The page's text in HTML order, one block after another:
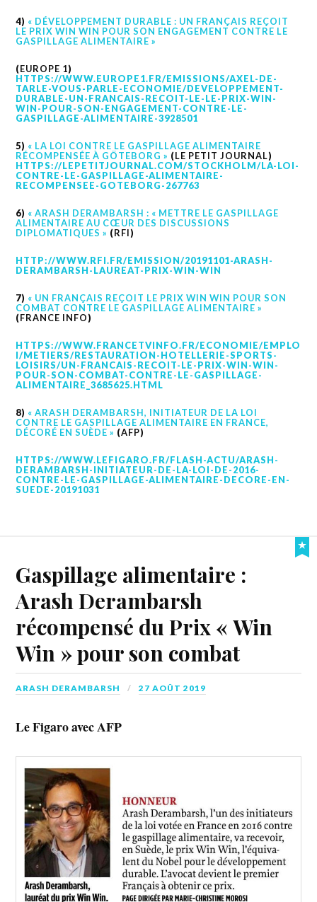
4) « DÉVELOPPEMENT DURABLE : UN FRANÇAIS REÇOIT
LE PRIX WIN WIN POUR SON ENGAGEMENT CONTRE LE
GASPILLAGE ALIMENTAIRE »
(EUROPE 1)
HTTPS://WWW.EUROPE1.FR/EMISSIONS/AXEL-DE-
TARLE-VOUS-PARLE-ECONOMIE/DEVELOPPEMENT-
DURABLE-UN-FRANCAIS-RECOIT-LE-LE-PRIX-WIN-
WIN-POUR-SON-ENGAGEMENT-CONTRE-LE-
GASPILLAGE-ALIMENTAIRE-3928501
5) « LA LOI CONTRE LE GASPILLAGE ALIMENTAIRE
RÉCOMPENSÉE À GÖTEBORG » (LE PETIT JOURNAL)
HTTPS://LEPETITJOURNAL.COM/STOCKHOLM/LA-LOI-
CONTRE-LE-GASPILLAGE-ALIMENTAIRE-
RECOMPENSEE-GOTEBORG-267763
6) « ARASH DERAMBARSH : « METTRE LE GASPILLAGE
ALIMENTAIRE AU CŒUR DES DISCUSSIONS
DIPLOMATIQUES » (RFI)
HTTP://WWW.RFI.FR/EMISSION/20191101-ARASH-
DERAMBARSH-LAUREAT-PRIX-WIN-WIN
7) « UN FRANÇAIS REÇOIT LE PRIX WIN WIN POUR SON
COMBAT CONTRE LE GASPILLAGE ALIMENTAIRE »
(FRANCE INFO)
HTTPS://WWW.FRANCETVINFO.FR/ECONOMIE/EMPLO
I/METIERS/RESTAURATION-HOTELLERIE-SPORTS-
LOISIRS/UN-FRANCAIS-RECOIT-LE-PRIX-WIN-WIN-
POUR-SON-COMBAT-CONTRE-LE-GASPILLAGE-
ALIMENTAIRE_3685625.HTML
8) « ARASH DERAMBARSH, INITIATEUR DE LA LOI
CONTRE LE GASPILLAGE ALIMENTAIRE EN FRANCE,
DÉCORÉ EN SUÈDE » (AFP)
HTTPS://WWW.LEFIGARO.FR/FLASH-ACTU/ARASH-
DERAMBARSH-INITIATEUR-DE-LA-LOI-DE-2016-
CONTRE-LE-GASPILLAGE-ALIMENTAIRE-DECORE-EN-
SUEDE-20191031
Gaspillage alimentaire :
Arash Derambarsh
récompensé du Prix « Win
Win » pour son combat
ARASH DERAMBARSH 27 AOÛT 2019
Le Figaro avec AFP